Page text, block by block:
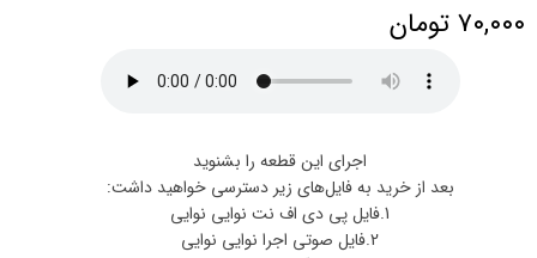
۷۰,۰۰۰ تومان
اجرای این قطعه را بشنوید
بعد از خرید به فایل‌های زیر دسترسی خواهید داشت:
1.فایل پی دی اف نت نوایی نوایی
2.فایل صوتی اجرا نوایی نوایی